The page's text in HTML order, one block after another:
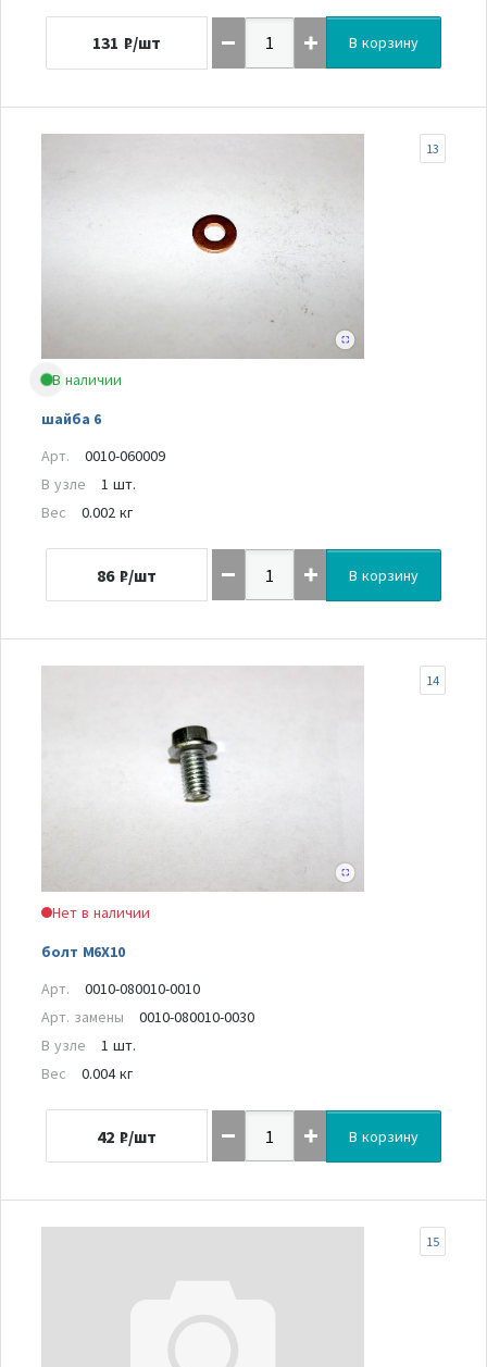
131 ₽/шт В корзину
В наличии
шайба 6
13
Арт.
0010-060009
В узле
1 шт.
Вес
0.002 кг
86 ₽/шт В корзину
Нет в наличии
болт M6X10
14
Арт.
0010-080010-0010
Арт. замены
0010-080010-0030
В узле
1 шт.
Вес
0.004 кг
42 ₽/шт В корзину
15